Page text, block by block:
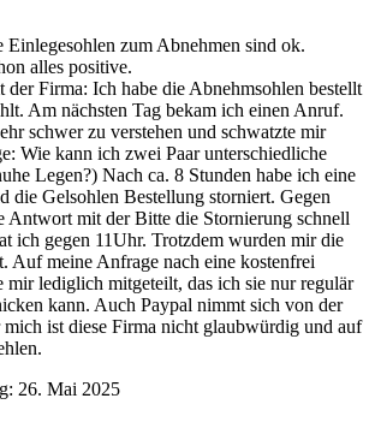
Einlegesohlen zum Abnehmen sind ok.
alles positive.
Firma: Ich habe die Abnehmsohlen bestellt
Am nächsten Tag bekam ich einen Anruf.
schwer zu verstehen und schwatzte mir
Wie kann ich zwei Paar unterschiedliche
Legen?) Nach ca. 8 Stunden habe ich eine
die Gelsohlen Bestellung storniert. Gegen
Antwort mit der Bitte die Stornierung schnell
ich gegen 11Uhr. Trotzdem wurden mir die
Auf meine Anfrage nach eine kostenfrei
mir lediglich mitgeteilt, das ich sie nur regulär
kann. Auch Paypal nimmt sich von der
mich ist diese Firma nicht glaubwürdig und auf
26. Mai 2025